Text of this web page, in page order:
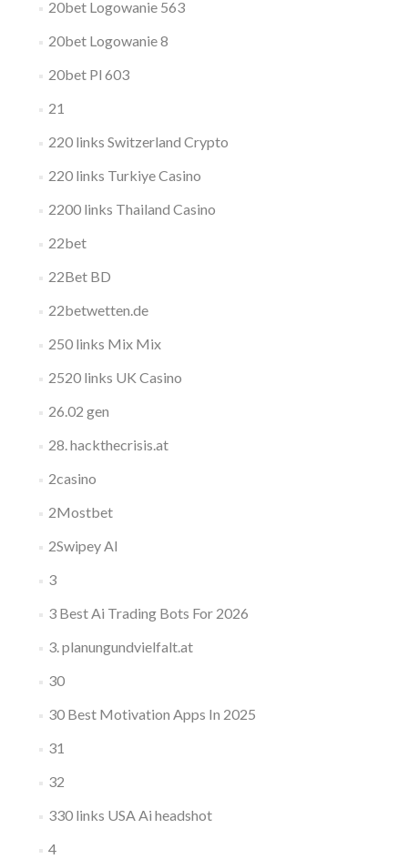
20bet Logowanie 563
20bet Logowanie 8
20bet Pl 603
21
220 links Switzerland Crypto
220 links Turkiye Casino
2200 links Thailand Casino
22bet
22Bet BD
22betwetten.de
250 links Mix Mix
2520 links UK Casino
26.02 gen
28. hackthecrisis.at
2casino
2Mostbet
2Swipey AI
3
3 Best Ai Trading Bots For 2026
3. planungundvielfalt.at
30
30 Best Motivation Apps In 2025
31
32
330 links USA Ai headshot
4